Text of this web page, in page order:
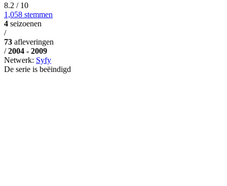
8.2 / 10
1,058 stemmen
4 seizoenen
/
73 afleveringen
/ 2004 - 2009
Netwerk: Syfy
De serie is beëindigd